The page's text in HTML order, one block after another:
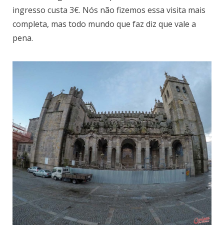
ingresso custa 3€. Nós não fizemos essa visita mais
completa, mas todo mundo que faz diz que vale a
pena.